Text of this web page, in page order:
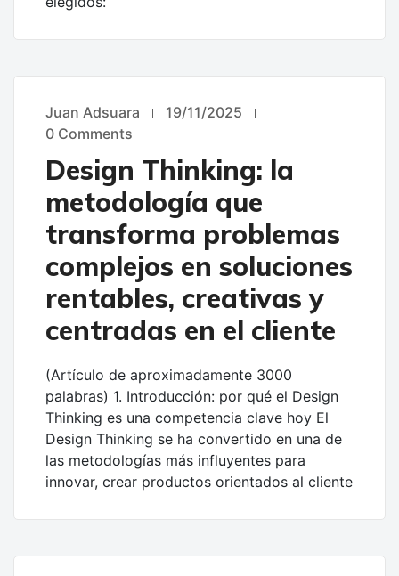
UNCATEGORIZED
Juan Adsuara
19/11/2025
0 Comments
Design Thinking: la
metodología que
transforma problemas
complejos en soluciones
rentables, creativas y
centradas en el cliente
(Artículo de aproximadamente 3000
palabras) 1. Introducción: por qué el Design
Thinking es una competencia clave hoy El
Design Thinking se ha convertido en una de
las metodologías más influyentes para
innovar, crear productos orientados al cliente